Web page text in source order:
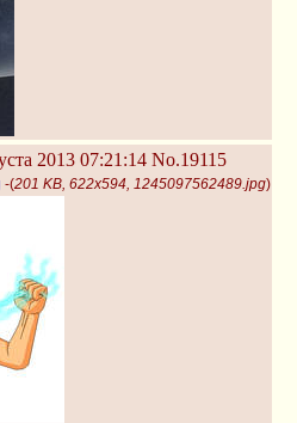
2013 07:21:14 No.19115
-(201 KB, 622x594, 1245097562489.jpg)